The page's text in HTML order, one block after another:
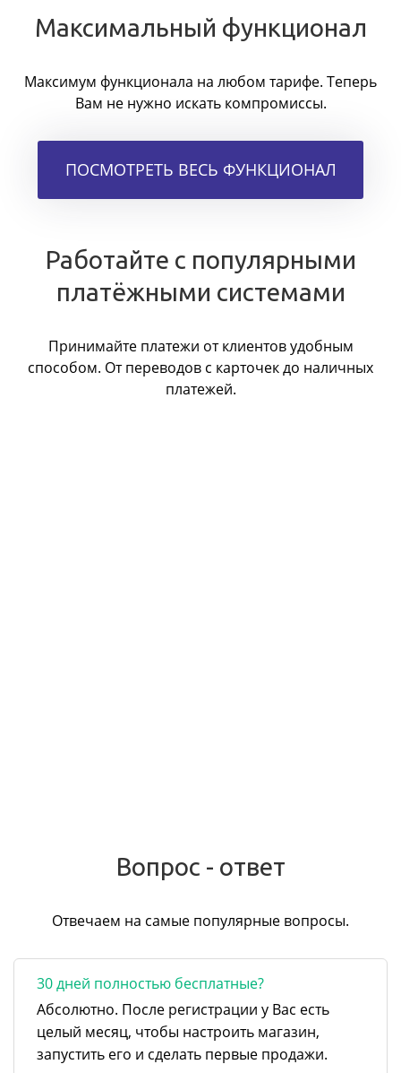
Максимальный функционал
Максимум функционала на любом тарифе. Теперь
Вам не нужно искать компромиссы.
ПОСМОТРЕТЬ ВЕСЬ ФУНКЦИОНАЛ
Работайте с популярными
платёжными системами
Принимайте платежи от клиентов удобным
способом. От переводов с карточек до наличных
платежей.
Вопрос - ответ
Отвечаем на самые популярные вопросы.
30 дней полностью бесплатные?
Абсолютно. После регистрации у Вас есть
целый месяц, чтобы настроить магазин,
запустить его и сделать первые продажи.